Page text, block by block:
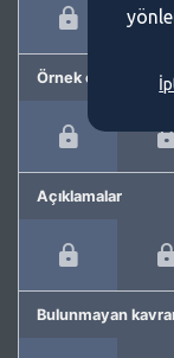
Örnek cümleler
Açıklamalar
Bulunmayan